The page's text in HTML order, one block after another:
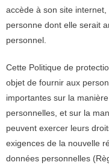
accède à son site
personne dont elle serait
personnel.
Cette Politique de
objet de fournir aux
importantes sur la
personnelles, et sur la
peuvent exercer leurs
exigences de la nouvelle
données personnelles